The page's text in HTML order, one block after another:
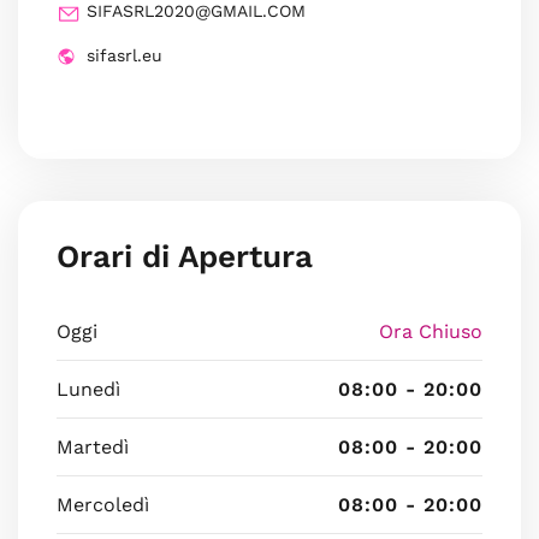
SIFASRL2020@GMAIL.COM
sifasrl.eu
Orari di Apertura
Oggi Ora Chiuso
Lunedì 08:00 - 20:00
Martedì 08:00 - 20:00
Mercoledì 08:00 - 20:00